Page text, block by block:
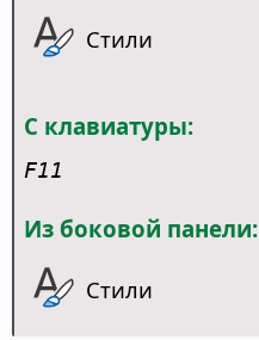
Стили
С клавиатуры:
F11
Из боковой панели:
Стили